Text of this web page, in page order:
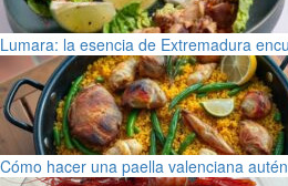
Lumara: la esencia de Extremadura
Cómo hacer una paella valenciana